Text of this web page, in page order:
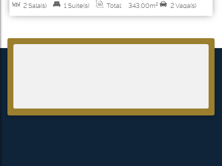
2 Sala(s) 1 Suíte(s) Total: 343.00m² 2 Vaga(s)
Útil:
343.00m²